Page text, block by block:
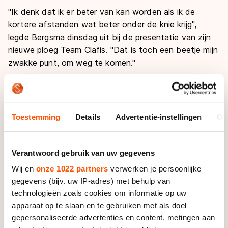
Toestemming Details Advertentie-instellingen
Verantwoord gebruik van uw gegevens
Wij en onze 1022 partners verwerken je persoonlijke
gegevens (bijv. uw IP-adres) met behulp van
technologieën zoals cookies om informatie op uw
apparaat op te slaan en te gebruiken met als doel
gepersonaliseerde advertenties en content, metingen aan
"Ik denk dat ik er beter van kan worden als ik de
kortere afstanden wat beter onder de knie krijg",
legde Bergsma dinsdag uit bij de presentatie van zijn
nieuwe ploeg Team Clafis. "Dat is toch een beetje mijn
zwakke punt, om weg te komen."
Dat betekent dat de 28-jarige stayer eind december
van een KPN NK Allround bij de senioren, al zal hij zich
plaatst.
"Het allrounden is helemaal nieuw voor mij, dus wat
daar uit komt, moet ik maar afwachten. Het zou goed
kunnen dat het alleen maar blijft bij dat NK allround. Ik
heb er nog nooit in uitgeblonken", zei Bergsma, die